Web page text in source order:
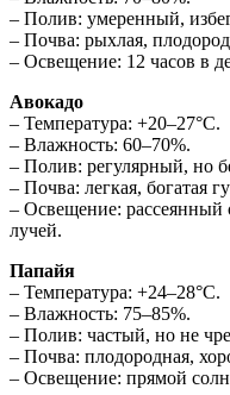
– Полив: умеренный,
– Почва: рыхлая,
– Освещение: 12 часов в
Авокадо
– Температура: +20–27°C.
– Влажность: 60–70%.
– Полив: регулярный, но
– Почва: легкая, богатая
– Освещение: рассеянный
лучей.
Папайя
– Температура: +24–28°C.
– Влажность: 75–85%.
– Полив: частый, но не
– Почва: плодородная,
– Освещение: прямой